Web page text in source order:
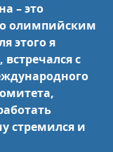
– это
олимпийским
этого я
встречался с
стремился и